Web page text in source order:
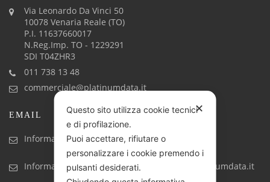
Via Leonardo Da Vinci 50
10078 Venaria Reale (TO)
P.I. 11637660017
N.Reg.Imp. TO - 1229291
SDI T04ZHR3
011 738 13 48
commerciale@platinumdata.it
EMAIL
Informazioni generiche: info@platinumdata.it
Informazioni commerciali: commerciale@platinumdata.it
✕
Questo sito utilizza cookie tecnici
e di profilazione.
Puoi accettare, rifiutare o
personalizzare i cookie premendo i
pulsanti desiderati.